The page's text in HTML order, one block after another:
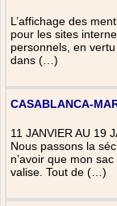
L’affichage des
pour les sites
personnels, en
dans (…)
CASABLANCA-
11 JANVIER AU 19
Nous passons la
n’avoir que mon
valise. Tout de (…)